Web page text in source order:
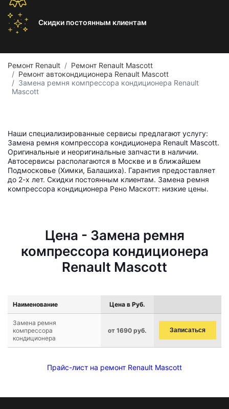
Скидки постоянным клиентам
Ремонт Renault
Ремонт Renault Mascott
Ремонт автокондиционера Renault Mascott
Замена ремня компрессора кондиционера Renault
Mascott
Наши специализированные сервисы предлагают услугу:
Замена ремня компрессора кондиционера Renault Mascott.
Оригинальные и неоригинальные запчасти в наличии.
Автосервисы располагаются в Москве и в ближайшем
Подмосковье (Химки, Балашиха). Гарантия предоставляет
до 2-х лет. Скидки постоянным клиентам. Замена ремня
компрессора кондиционера Рено Маскотт: низкие цены.
Цена - Замена ремня
компрессора кондиционера
Renault Mascott
Наименование Цена в Руб.
Замена ремня
компрессора
кондиционера
от 1690 руб. Записаться
Прайс-лист на ремонт Renault Mascott